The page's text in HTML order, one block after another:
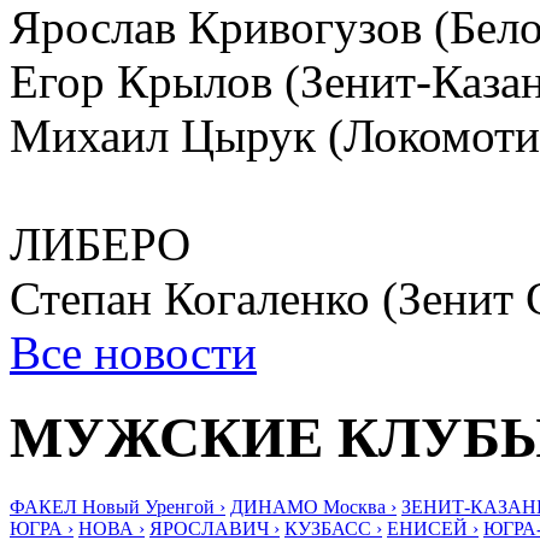
Ярослав Кривогузов
Егор Крылов (Зенит-
Михаил Цырук
ЛИБЕРО
Степан Когаленко
Все новости
МУЖСКИЕ
ФАКЕЛ Новый Уренгой › ДИНАМО Москва › ЗЕНИТ-
ЮГРА › НОВА › ЯРОСЛАВИЧ › КУЗБАСС › ЕНИСЕЙ ›